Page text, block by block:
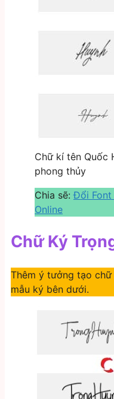
Chữ kí tên Quốc
phong thủy
Chia sẽ: Đổi Font
Online
Chữ Ký
Thêm ý tưởng tạo
mẫu ký bên dưới.